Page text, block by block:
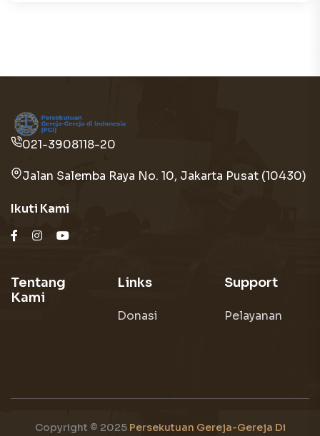
021-3908118-20
Jalan Salemba Raya No. 10, Jakarta Pusat (10430)
Ikuti Kami
Tentang
Kami
Links
Donasi
Support
Pelayanan
Copyright © 2025 Persekutuan Gereja-Gereja Di